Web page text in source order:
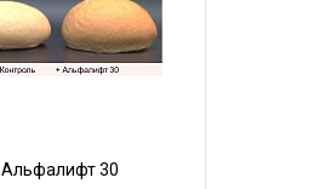
Альфалифт 30